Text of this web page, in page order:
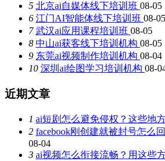
5 北京ai自媒体线下培训班 08-05
6 江门AI智能体线下培训班 08-05
7 武汉ai应用课程培训班 08-05
8 中山ai获客线下培训机构 08-05
9 东莞ai视频制作培训机构 08-04
10 深圳ai绘图学习培训机构 08-
近期文章
1 ai短剧怎么避免侵权？这些地
2 facebook刚创建就被封号怎么
08-04
3 ai视频怎么衔接流畅？用这些